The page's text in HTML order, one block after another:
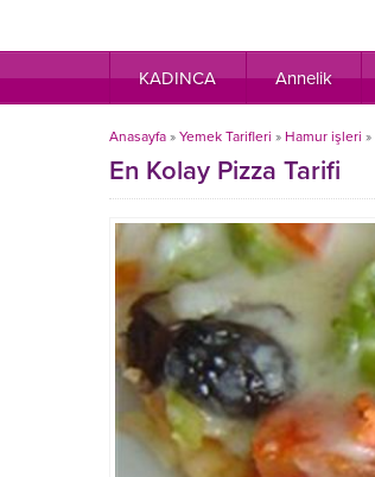
KADINCA Annelik
Anasayfa » Yemek Tarifleri » Hamur işleri »
En Kolay Pizza Tarifi